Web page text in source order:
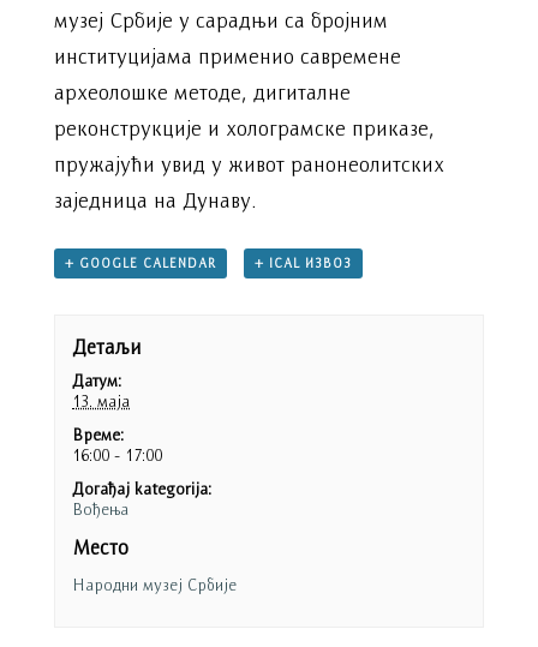
музеј Србије у сарадњи са бројним
институцијама применио савремене
археолошке методе, дигиталне
реконструкције и холограмске приказе,
пружајући увид у живот ранонеолитских
заједница на Дунаву.
+ GOOGLE CALENDAR + ICAL ИЗВОЗ
Детаљи
Датум:
13. маја
Време:
16:00 - 17:00
Догађај kategorija:
Вођења
Место
Народни музеј Србије